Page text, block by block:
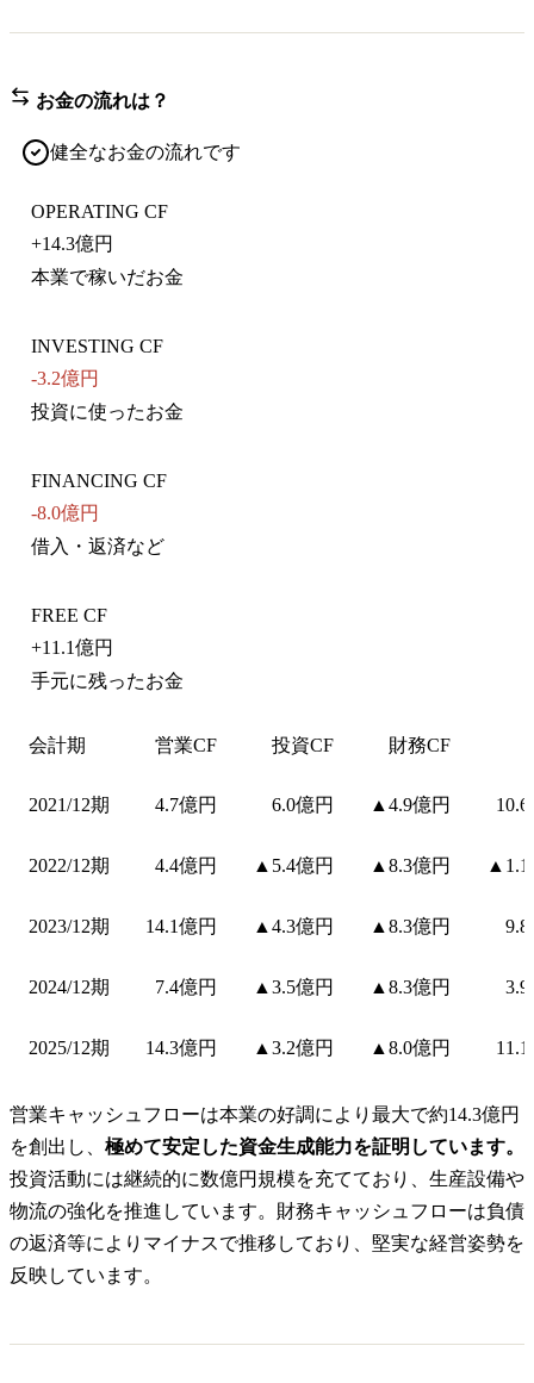
お金の流れは？
健全なお金の流れです
OPERATING CF
+14.3億円
本業で稼いだお金
INVESTING CF
-3.2億円
投資に使ったお金
FINANCING CF
-8.0億円
借入・返済など
FREE CF
+11.1億円
手元に残ったお金
会計期 営業CF 投資CF 財務CF
2021/12期 4.7億円 6.0億円 ▲4.9億円
2022/12期 4.4億円 ▲5.4億円 ▲8.3億円 ▲1.1
2023/12期 14.1億円 ▲4.3億円 ▲8.3億円
2024/12期 7.4億円 ▲3.5億円 ▲8.3億円
2025/12期 14.3億円 ▲3.2億円 ▲8.0億円
営業キャッシュフローは本業の好調により最大で約14.3億円
を創出し、 極めて安定した資金生成能力を証明しています。
投資活動には継続的に数億円規模を充てており、生産設備や
物流の強化を推進しています。財務キャッシュフローは負債
の返済等によりマイナスで推移しており、堅実な経営姿勢を
反映しています。